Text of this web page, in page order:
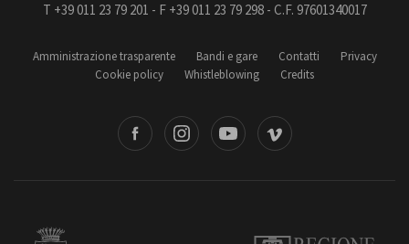
T +39 011 23 79 201 - F +39 011 23 79 298 - C.F. 97601340017
Amministrazione trasparente Bandi e gare Contatti
Privacy
Cookie policy
Whistleblowing Credits
Vimeo